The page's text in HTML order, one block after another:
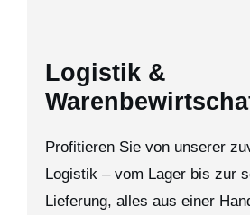
Logistik &
Profitieren Sie von unserer
Logistik – vom Lager bis zur
Lieferung, alles aus einer